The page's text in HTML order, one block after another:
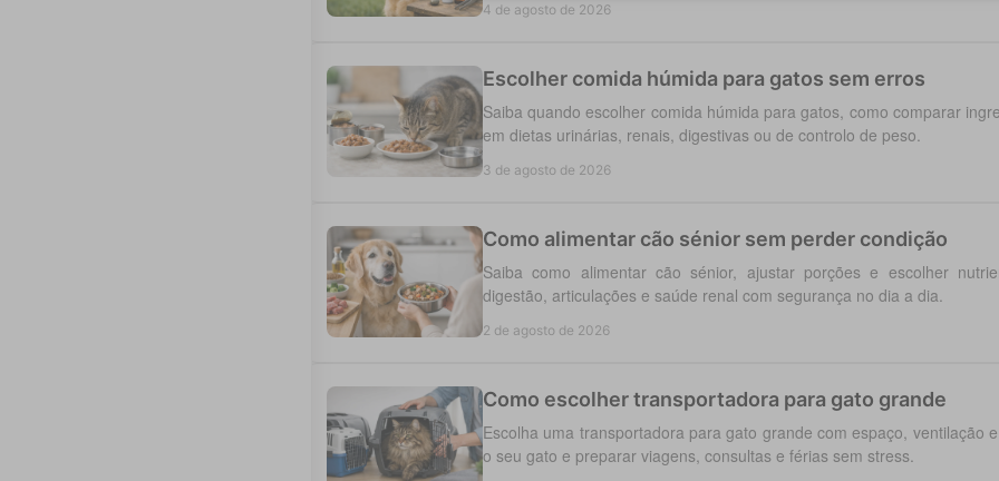
4 de agosto de 2026
Escolher comida húmida para gatos sem erros
Saiba quando escolher comida húmida para gatos, como comparar
em dietas urinárias, renais, digestivas ou de controlo de peso.
3 de agosto de 2026
Como alimentar cão sénior sem perder condição
Saiba como alimentar cão sénior, ajustar porções e escolher
digestão, articulações e saúde renal com segurança no dia a dia.
2 de agosto de 2026
Como escolher transportadora para gato grande
Escolha uma transportadora para gato grande com espaço, ventilação
o seu gato e preparar viagens, consultas e férias sem stress.